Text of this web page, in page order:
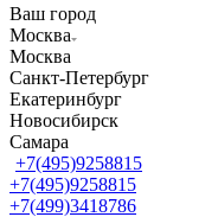
Ваш город
Москва
Москва
Санкт-Петербург
Екатеринбург
Новосибирск
Самара
+7(495)9258815
+7(495)9258815
+7(499)3418786